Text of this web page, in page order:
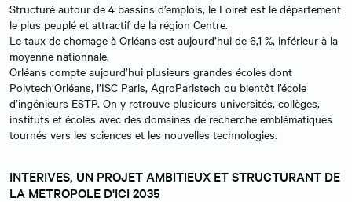
Structuré autour de 4 bassins d’emplois, le Loiret est le département
le plus peuplé et attractif de la région Centre.
Le taux de chomage à Orléans est aujourd’hui de 6,1 %, inférieur à la
moyenne nationnale.
Orléans compte aujourd’hui plusieurs grandes écoles dont
Polytech’Orléans, l’ISC Paris, AgroParistech ou bientôt l’école
d’ingénieurs ESTP. On y retrouve plusieurs universités, collèges,
instituts et écoles avec des domaines de recherche emblématiques
tournés vers les sciences et les nouvelles technologies.
INTERIVES, UN PROJET AMBITIEUX ET STRUCTURANT DE
LA METROPOLE D'ICI 2035